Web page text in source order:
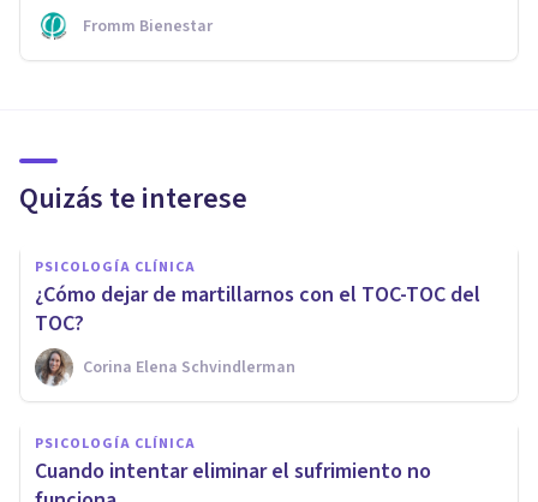
Fromm Bienestar
Quizás te interese
PSICOLOGÍA CLÍNICA
¿Cómo dejar de martillarnos con el TOC-TOC del
TOC?
Corina Elena Schvindlerman
PSICOLOGÍA CLÍNICA
Cuando intentar eliminar el sufrimiento no